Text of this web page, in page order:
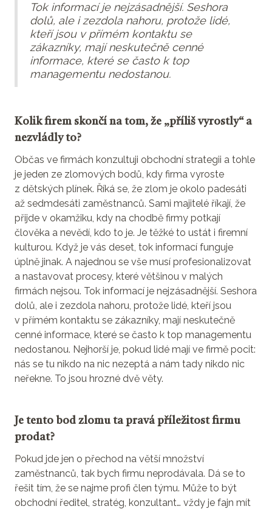
Tok informací je nejzásadnější. Seshora
dolů, ale i zezdola nahoru, protože lidé,
kteří jsou v přímém kontaktu se
zákazníky, mají neskutečně cenné
informace, které se často k top
managementu nedostanou.
Kolik firem skončí na tom, že „příliš vyrostly“ a
nezvládly to?
Občas ve firmách konzultuji obchodní strategii a tohle
je jeden ze zlomových bodů, kdy firma vyroste
z dětských plínek. Říká se, že zlom je okolo padesáti
až sedmdesáti zaměstnanců. Sami majitelé říkají, že
přijde v okamžiku, kdy na chodbě firmy potkají
člověka a nevědí, kdo to je. Je těžké to ustát i firemní
kulturou. Když je vás deset, tok informací funguje
úplně jinak. A najednou se vše musí profesionalizovat
a nastavovat procesy, které většinou v malých
firmách nejsou. Tok informací je nejzásadnější. Seshora
dolů, ale i zezdola nahoru, protože lidé, kteří jsou
v přímém kontaktu se zákazníky, mají neskutečně
cenné informace, které se často k top managementu
nedostanou. Nejhorší je, pokud lidé mají ve firmě pocit:
nás se tu nikdo na nic nezeptá a nám tady nikdo nic
neřekne. To jsou hrozné dvě věty.
Je tento bod zlomu ta pravá příležitost firmu
prodat?
Pokud jde jen o přechod na větší množství
zaměstnanců, tak bych firmu neprodávala. Dá se to
řešit tím, že se najme profi člen týmu. Může to být
obchodní ředitel, stratég, konzultant… vždy je fajn mít